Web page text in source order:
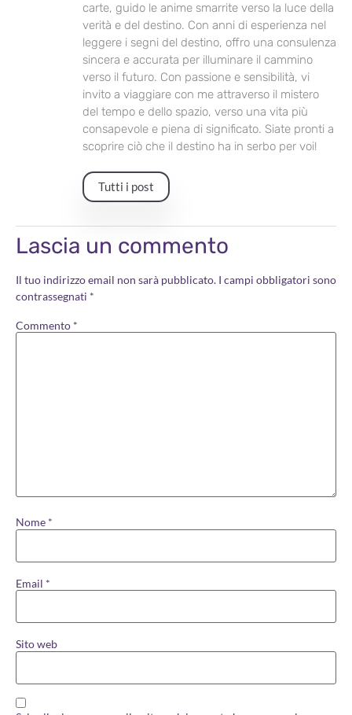
carte, guido le anime smarrite verso la luce della
verità e del destino. Con anni di esperienza nel
leggere i segni del destino, offro una consulenza
sincera e accurata per illuminare il cammino
verso il futuro. Con passione e sensibilità, vi
invito a viaggiare con me attraverso il mistero
del tempo e dello spazio, verso una vita più
consapevole e piena di significato. Siate pronti a
scoprire ciò che il destino ha in serbo per voi!
Tutti i post
Lascia un commento
Il tuo indirizzo email non sarà pubblicato. I campi obbligatori sono
contrassegnati *
Commento *
Nome *
Email *
Sito web